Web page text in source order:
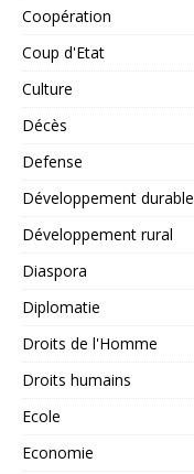
Coopération
Coup d'Etat
Culture
Décès
Defense
Développement durable
Développement rural
Diaspora
Diplomatie
Droits de l'Homme
Droits humains
Ecole
Economie